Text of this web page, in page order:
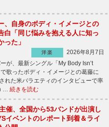
、自身のボディ・イメージとの
白「同じ悩みを抱える人に知っ
った」
洋楽
2026年8月7日
が、最新シングル「My Body Isn’t
歌ったボディ・イメージとの葛藤に
れた米バラエティのインタビューで率
… 続きを読む
催、全国から53バンドが出演し
イベントのレポート到着＆ライ